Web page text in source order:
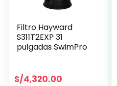
Filtro Hayward
S311T2EXP 31
pulgadas SwimPro
S/4,320.00